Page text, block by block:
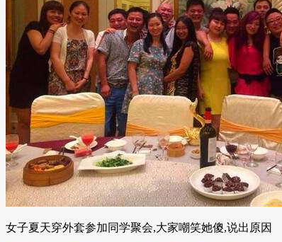
女子夏天穿外套参加同学聚会,大家嘲笑她傻,说出原因